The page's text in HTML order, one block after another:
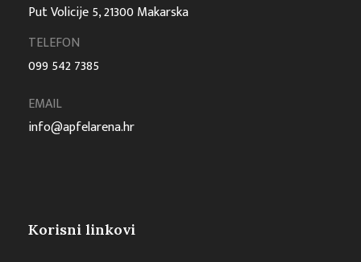
Put Volicije 5, 21300 Makarska
TELEFON
099 542 7385
EMAIL
info@apfelarena.hr
Korisni linkovi